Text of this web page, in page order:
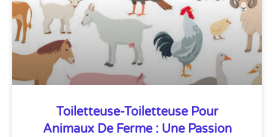
Toiletteuse-Toiletteuse Pour
Animaux De Ferme : Une Passion